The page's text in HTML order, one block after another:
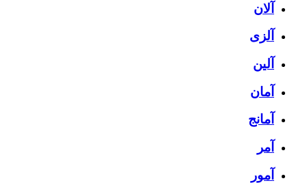
آلان
آلزی
آلین
آمان
آمانج
آمر
آمور